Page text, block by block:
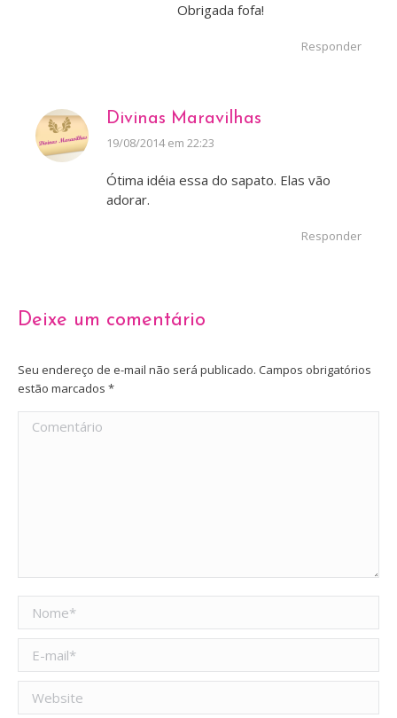
Obrigada fofa!
Responder
Divinas Maravilhas
disse:
19/08/2014 em 22:23
Ótima idéia essa do sapato. Elas vão
adorar.
Responder
Deixe um comentário
Seu endereço de e-mail não será publicado. Campos obrigatórios
estão marcados *
Comentário
Nome *
E-mail *
Website